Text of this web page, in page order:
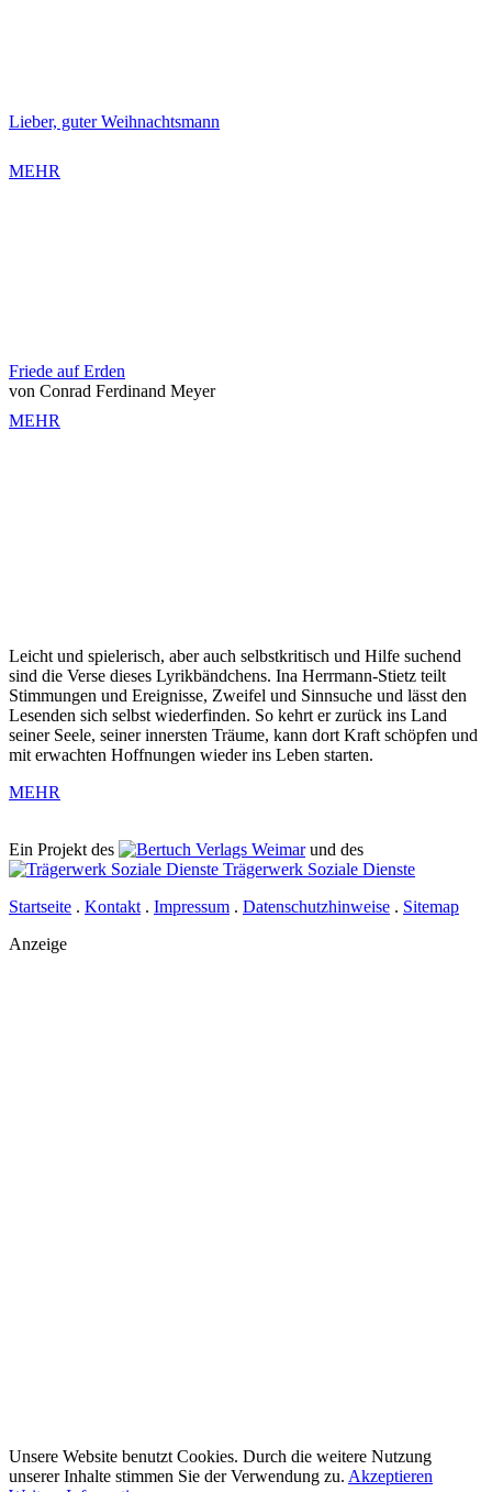
Lieber, guter Weihnachtsmann
MEHR
Friede auf Erden
von Conrad Ferdinand Meyer
MEHR
Leicht und spielerisch, aber auch selbstkritisch und Hilfe suchend
sind die Verse dieses Lyrikbändchens. Ina Herrmann-Stietz teilt
Stimmungen und Ereignisse, Zweifel und Sinnsuche und lässt den
Lesenden sich selbst wiederfinden. So kehrt er zurück ins Land
seiner Seele, seiner innersten Träume, kann dort Kraft schöpfen und
mit erwachten Hoffnungen wieder ins Leben starten.
MEHR
Ein Projekt des Verlags Weimarund des
Trägerwerk Soziale Dienste
Startseite . Kontakt . Impressum . Datenschutzhinweise . Sitemap
Anzeige
Unsere Website benutzt Cookies. Durch die weitere Nutzung
unserer Inhalte stimmen Sie der Verwendung zu. Akzeptieren